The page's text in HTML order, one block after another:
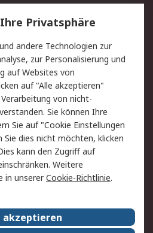
Lieferlösungen
Kontakt
Datenschutz
Zahlungsbedingungen
Webseite Konditionen
RS weltweit
Privatsphäre
andere Technologien zur
zur Personalisierung und
auf Websites von
auf "Alle akzeptieren"
von nicht-
Sie können Ihre
Sie auf "Cookie Einstellungen
Sie dies nicht möchten, klicken
kann den Zugriff auf
Weitere
in unsererCookie-Richtlinie.
akzeptieren